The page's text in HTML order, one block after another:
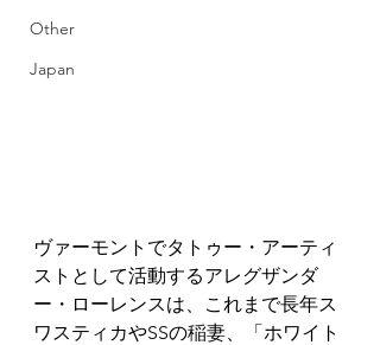
Other
Japan
ヴァーモントでタトゥー・アーティ
ストとして活動するアレグザンダ
ー・ローレンスは、これまで長年ス
ワスティカやSSの稲妻、「ホワイト